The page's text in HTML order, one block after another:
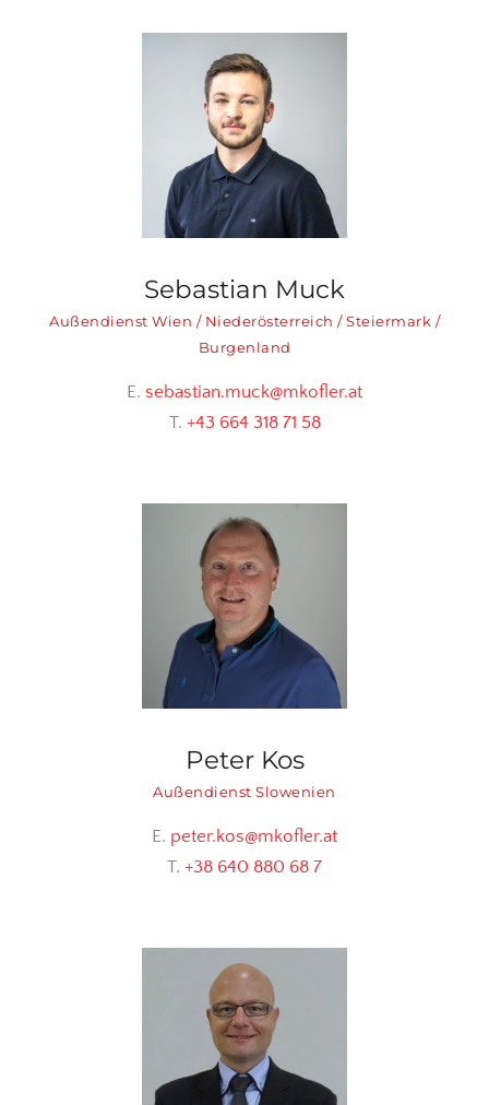
Sebastian Muck
Außendienst Wien / Niederösterreich / Steiermark /
Burgenland
E. sebastian.muck@mkofler.at
T. +43 664 318 71 58
Peter Kos
Außendienst Slowenien
E. peter.kos@mkofler.at
T. +38 640 880 68 7